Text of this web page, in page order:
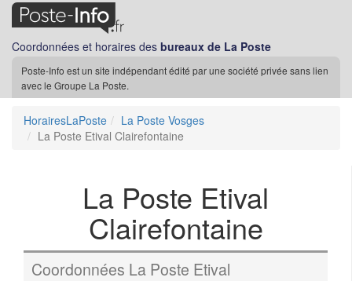
Coordonnées et horaires des bureaux de La Poste
Poste-Info est un site indépendant édité par une société privée sans lien
avec le Groupe La Poste.
HorairesLaPoste
La Poste Vosges
La Poste Etival Clairefontaine
La Poste Etival
Clairefontaine
Coordonnées La Poste Etival